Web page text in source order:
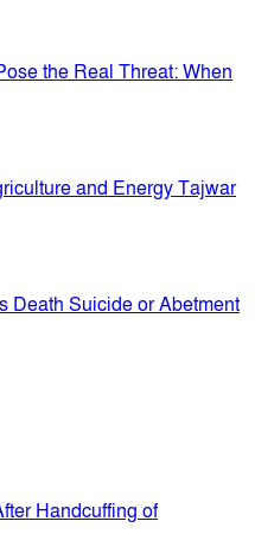
the Real Threat: When
and Energy Tajwar
Death Suicide or Abetment
Handcuffing of